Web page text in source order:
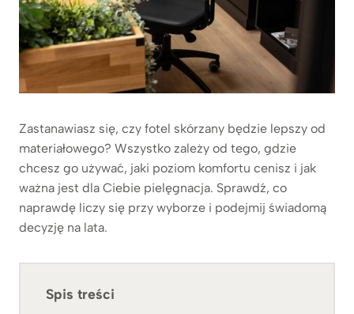
Zastanawiasz się, czy fotel skórzany będzie lepszy od
materiałowego? Wszystko zależy od tego, gdzie
chcesz go używać, jaki poziom komfortu cenisz i jak
ważna jest dla Ciebie pielęgnacja. Sprawdź, co
naprawdę liczy się przy wyborze i podejmij świadomą
decyzję na lata.
Spis treści